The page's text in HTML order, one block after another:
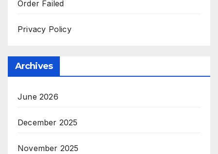
Order Failed
Privacy Policy
Archives
June 2026
December 2025
November 2025